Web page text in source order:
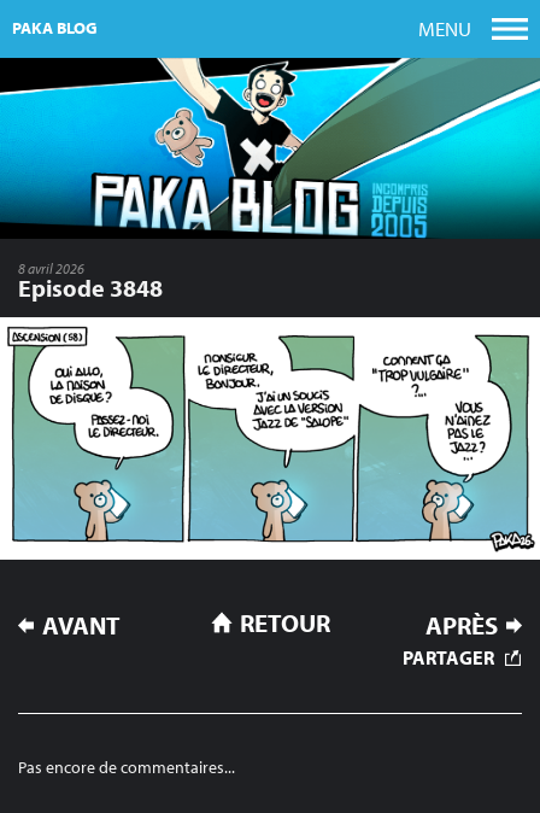
PAKA BLOG MENU
8 avril 2026
Episode 3848
NAVIGATION
DE
AVANT APRÈS
RETOUR
PARTAGER
Pas encore de commentaires...